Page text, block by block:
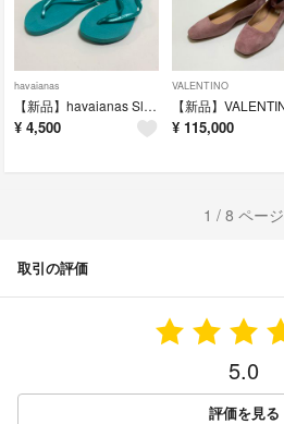
havaianas
【新品】havaianas Slim メタリックストラップ ビーチサンダル
¥ 4,500
VALENTINO
¥ 115,000
1 / 8 ページ
取引の評価
5.0
評価を見る